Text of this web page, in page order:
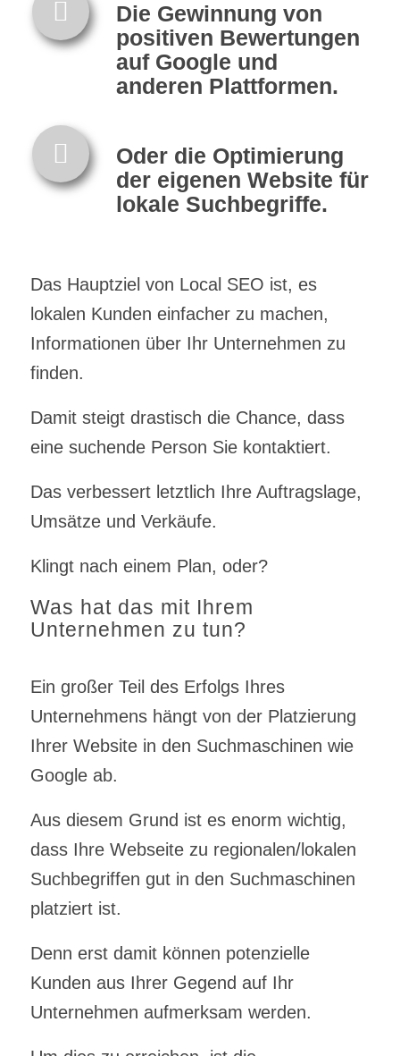
Die Gewinnung von
positiven Bewertungen
auf Google und
anderen Plattformen.
Oder die Optimierung
der eigenen Website für
lokale Suchbegriffe.
Das Hauptziel von Local SEO ist, es
lokalen Kunden einfacher zu machen,
Informationen über Ihr Unternehmen zu
finden.
Damit steigt drastisch die Chance, dass
eine suchende Person Sie kontaktiert.
Das verbessert letztlich Ihre Auftragslage,
Umsätze und Verkäufe.
Klingt nach einem Plan, oder?
Was hat das mit Ihrem
Unternehmen zu tun?
Ein großer Teil des Erfolgs Ihres
Unternehmens hängt von der Platzierung
Ihrer Website in den Suchmaschinen wie
Google ab.
Aus diesem Grund ist es enorm wichtig,
dass Ihre Webseite zu regionalen/lokalen
Suchbegriffen gut in den Suchmaschinen
platziert ist.
Denn erst damit können potenzielle
Kunden aus Ihrer Gegend auf Ihr
Unternehmen aufmerksam werden.